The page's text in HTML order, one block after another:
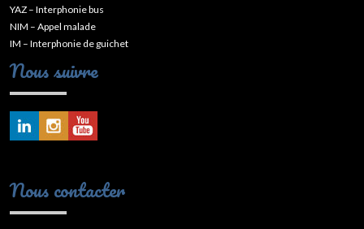
YAZ – Interphonie bus
NIM – Appel malade
IM – Interphonie de guichet
Nous suivre
Nous contacter